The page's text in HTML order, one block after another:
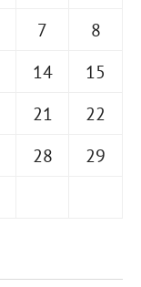
7
8
14
15
21
22
28
29